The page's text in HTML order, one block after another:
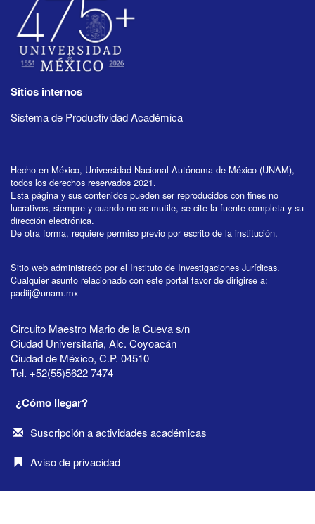
Sitios internos
Sistema de Productividad Académica
Hecho en México, Universidad Nacional Autónoma de México (UNAM),
todos los derechos reservados 2021.
Esta página y sus contenidos pueden ser reproducidos con fines no
lucrativos, siempre y cuando no se mutile, se cite la fuente completa y su
dirección electrónica.
De otra forma, requiere permiso previo por escrito de la institución.
Sitio web administrado por el Instituto de Investigaciones Jurídicas.
Cualquier asunto relacionado con este portal favor de dirigirse a:
padiij@unam.mx
Circuito Maestro Mario de la Cueva s/n
Ciudad Universitaria, Alc. Coyoacán
Ciudad de México, C.P. 04510
Tel. +52(55)5622 7474
¿Cómo llegar?
Suscripción a actividades académicas
Aviso de privacidad